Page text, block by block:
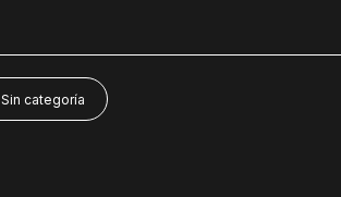
Sin categoría